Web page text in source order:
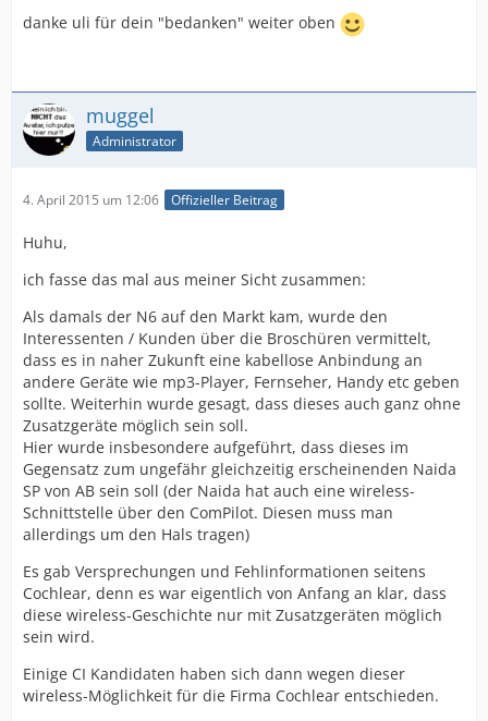
danke uli für dein "bedanken" weiter oben
muggel
Administrator
4. April 2015 um 12:06 Offizieller Beitrag
Huhu,
ich fasse das mal aus meiner Sicht zusammen:
Als damals der N6 auf den Markt kam, wurde den
Interessenten / Kunden über die Broschüren vermittelt,
dass es in naher Zukunft eine kabellose Anbindung an
andere Geräte wie mp3-Player, Fernseher, Handy etc geben
sollte. Weiterhin wurde gesagt, dass dieses auch ganz ohne
Zusatzgeräte möglich sein soll.
Hier wurde insbesondere aufgeführt, dass dieses im
Gegensatz zum ungefähr gleichzeitig erscheinenden Naida
SP von AB sein soll (der Naida hat auch eine wireless-
Schnittstelle über den ComPilot. Diesen muss man
allerdings um den Hals tragen)
Es gab Versprechungen und Fehlinformationen seitens
Cochlear, denn es war eigentlich von Anfang an klar, dass
diese wireless-Geschichte nur mit Zusatzgeräten möglich
sein wird.
Einige CI Kandidaten haben sich dann wegen dieser
wireless-Möglichkeit für die Firma Cochlear entschieden.